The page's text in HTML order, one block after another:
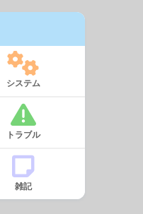
システム
トラブル
雑記